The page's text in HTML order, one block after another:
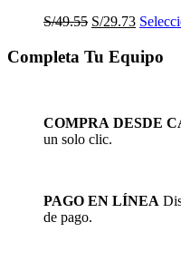
S/49.55 El
original
S/29.73El
actual
es:
Completa Tu Equipo
COMPRA DESDE
un solo clic.
PAGO EN LÍNEA
de pago.